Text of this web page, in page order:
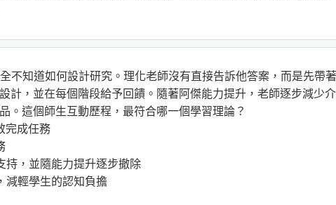
不知道如何設計研究。理化老師沒有直接告訴他答案，而是先帶
計，並在每個階段給予回饋。隨著阿傑能力提升，老師逐步減少介
。這個師生互動歷程，最符合哪一個學習理論？
完成任務
，並隨能力提升逐步撤除
減輕學生的認知負擔